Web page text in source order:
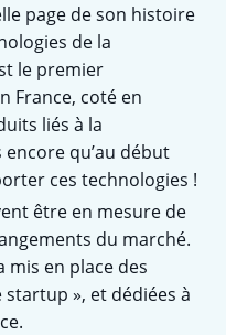
page de son histoire
de la
le premier
France, coté en
liés à la
qu’au début
ces technologies !
être en mesure de
du marché.
mis en place des
», et dédiées à